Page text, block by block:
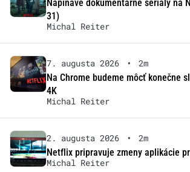
Napínavé dokumentárne seriály na
31)
Michal Reiter
7. augusta 2026 •
2m
Na Chrome budeme môcť konečne
4K
Michal Reiter
2. augusta 2026 •
2m
Netflix pripravuje zmeny aplikácie
Michal Reiter